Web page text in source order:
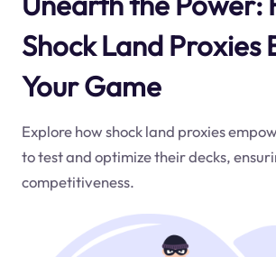
Shock Land Proxies
Your Game
Explore how shock land proxies
to test and optimize their decks,
competitiveness.